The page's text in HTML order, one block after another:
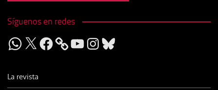
Síguenos en redes
WhatsApp
X Facebook YouTubeInstagram
Bluesky
La revista